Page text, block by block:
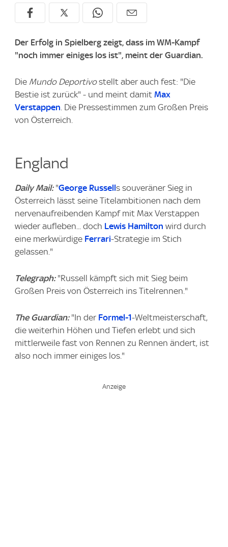
Der Erfolg in Spielberg zeigt, dass im WM-Kampf
"noch immer einiges los ist", meint der Guardian.
Die Mundo Deportivostellt aber auch fest: "Die
Bestie ist zurück" - und meint damit Max
Verstappen. Die Pressestimmen zum Großen Preis
von Österreich.
England
Daily Mail: "George Russells souveräner Sieg in
Österreich lässt seine Titelambitionen nach dem
nervenaufreibenden Kampf mit Max Verstappen
wieder aufleben... doch Lewis Hamilton wird durch
eine merkwürdige Ferrari-Strategie im Stich
gelassen."
Telegraph:"Russell kämpft sich mit Sieg beim
Großen Preis von Österreich ins Titelrennen."
The Guardian: "In der Formel-1-Weltmeisterschaft,
die weiterhin Höhen und Tiefen erlebt und sich
mittlerweile fast von Rennen zu Rennen ändert, ist
also noch immer einiges los."